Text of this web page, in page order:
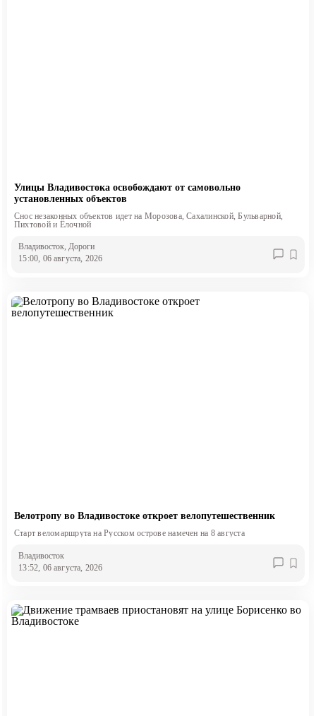
Улицы Владивостока освобождают от самовольно
установленных объектов
Снос незаконных объектов идет на Морозова, Сахалинской, Бульварной,
Пихтовой и Ёлочной
Владивосток, Дороги
15:00, 06 августа, 2026
Велотропу во Владивостоке откроет велопутешественник
Старт веломаршрута на Русском острове намечен на 8 августа
Владивосток
13:52, 06 августа, 2026